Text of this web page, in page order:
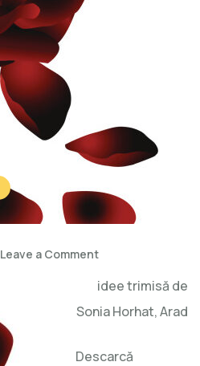
Leave a Comment
idee trimisă de
Sonia Horhat, Arad
Descarcă